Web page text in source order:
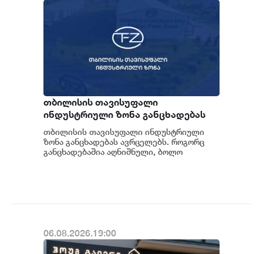
თბილისის თავისუფალი
ინდუსტრიული ზონა განცხადებას
ავრცელებს
თბილისის თავისუფალი ინდუსტრიული
ზონა განცხადებას ავრცელებს. როგორც
განცხადებაშია აღნიშნული, ბოლო
06.08.2026.19:00